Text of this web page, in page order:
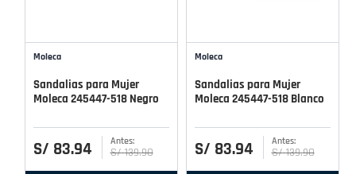
Moleca
Sandalias para Mujer
Moleca 245447-518 Negro
S/ 83.94 S/ 139.90
Moleca
Sandalias para Mujer
Moleca 245447-518 Blanco
S/ 83.94 S/ 139.90